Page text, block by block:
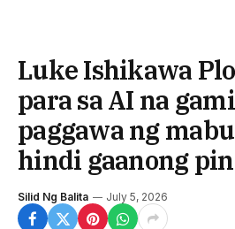
Luke Ishikawa
para sa AI na
paggawa ng
hindi gaanong
Silid Ng Balita July 5, 2026